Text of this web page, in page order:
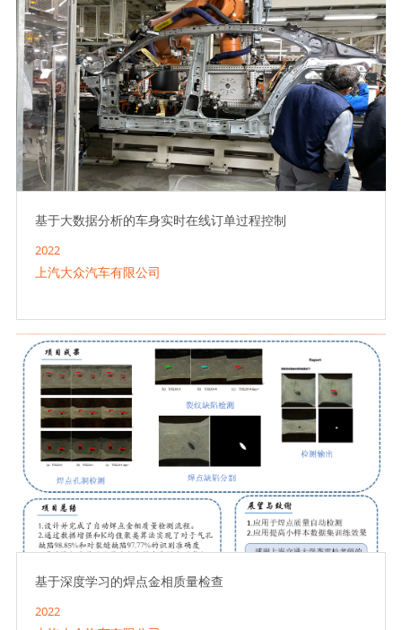
基于大数据分析的车身实时在线订单过程控制
2022
上汽大众汽车有限公司
基于深度学习的焊点金相质量检查
2022